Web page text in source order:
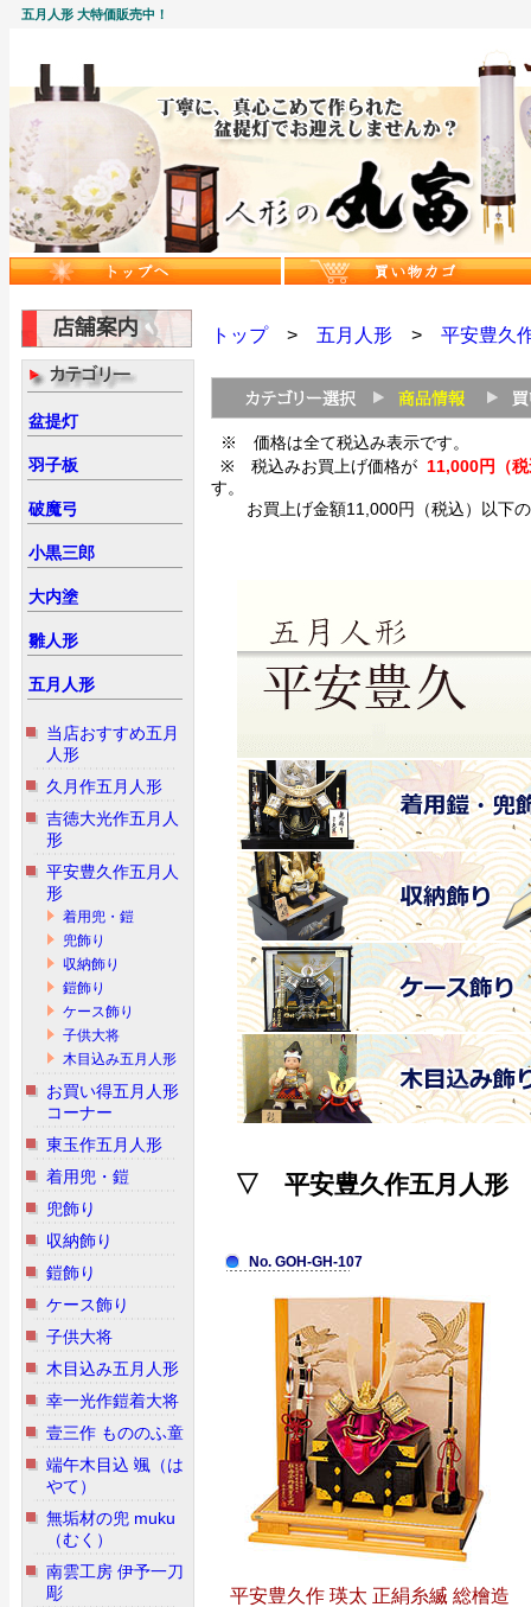
五月人形 大特価販売中！
盆提灯
羽子板
破魔弓
小黒三郎
大内塗
雛人形
五月人形
当店おすすめ五月
人形
久月作五月人形
吉徳大光作五月人
形
平安豊久作五月人
形
着用兜・鎧
兜飾り
収納飾り
鎧飾り
ケース飾り
子供大将
木目込み五月人形
お買い得五月人形
コーナー
東玉作五月人形
着用兜・鎧
兜飾り
収納飾り
鎧飾り
ケース飾り
子供大将
木目込み五月人形
幸一光作鎧着大将
壹三作 もののふ童
端午木目込 颯（は
やて）
無垢材の兜 muku
（むく）
南雲工房 伊予一刀
彫
トップ> 五月人形> 平安豊久
※ 価格は全て税込み表示です。
※ 税込みお買上げ価格が 11,000円（
す。
お買上げ金額11,000円（税込）以下
▽ 平安豊久作五月人形
No. GOH-GH-107
平安豊久作 瑛太 正絹糸縅 総檜造